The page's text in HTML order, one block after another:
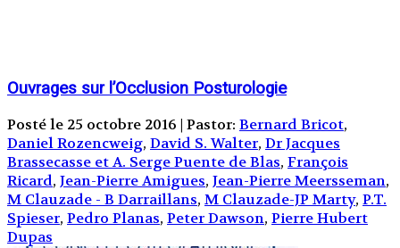
Ouvrages sur l’Occlusion Posturologie
Posté le 25 octobre 2016 | Pastor: Bernard Bricot,
Daniel Rozencweig, David S. Walter, Dr Jacques
Brassecasse et A. Serge Puente de Blas, François
Ricard, Jean-Pierre Amigues, Jean-Pierre Meersseman,
M Clauzade - B Darraillans, M Clauzade-JP Marty, P.T.
Spieser, Pedro Planas, Peter Dawson, Pierre Hubert
Dupas